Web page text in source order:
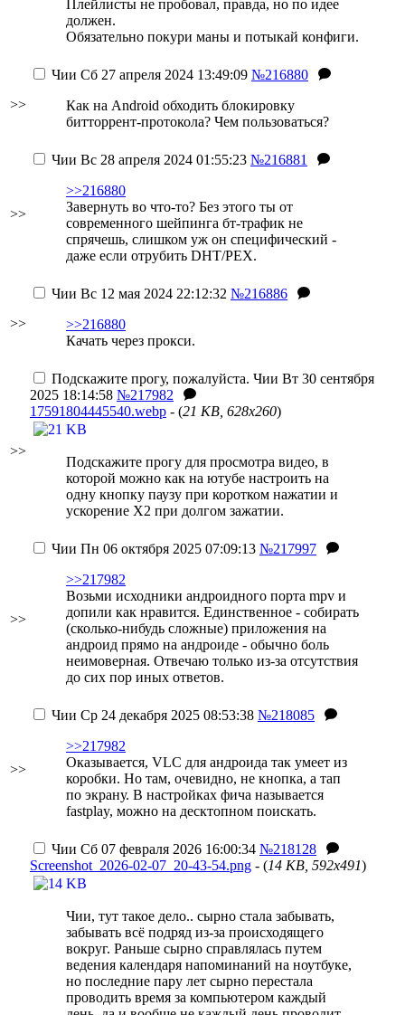
Плейлисты не пробовал, правда, но по идее
должен.
Обязательно покури маны и потыкай конфиги.
>>
Чии Сб 27 апреля 2024 13:49:09 №216880
Как на Android обходить блокировку
битторрент-протокола? Чем пользоваться?
>>
Чии Вс 28 апреля 2024 01:55:23 №216881
>>216880
Завернуть во что-то? Без этого ты от
современного шейпинга бт-трафик не
спрячешь, слишком уж он специфический -
даже если отрубить DHT/PEX.
>>
Чии Вс 12 мая 2024 22:12:32 №216886
>>216880
Качать через прокси.
>>
Подскажите прогу, пожалуйста. Чии Вт 30 сентября
2025 18:14:58 №217982
17591804445540.webp - (21 KB, 628x260)
Подскажите прогу для просмотра видео, в
которой можно как на ютубе настроить на
одну кнопку паузу при коротком нажатии и
ускорение Х2 при долгом зажатии.
>>
Чии Пн 06 октября 2025 07:09:13 №217997
>>217982
Возьми исходники андроидного порта mpv и
допили как нравится. Единственное - собирать
(сколько-нибудь сложные) приложения на
андроид прямо на андроиде - обычно боль
неимоверная. Отвечаю только из-за отсутствия
до сих пор иных ответов.
>>
Чии Ср 24 декабря 2025 08:53:38 №218085
>>217982
Оказывается, VLC для андроида так умеет из
коробки. Но там, очевидно, не кнопка, а тап
по экрану. В настройках фича называется
fastplay, можно на десктопном поискать.
Чии Сб 07 февраля 2026 16:00:34 №218128
Screenshot_2026-02-07_20-43-54.png - (14 KB, 592x491)
Чии, тут такое дело.. сырно стала забывать,
забывать всё подряд из-за происходящего
вокруг. Раньше сырно справлялась путем
ведения календаря напоминаний на ноутбуке,
но последние пару лет сырно перестала
проводить время за компьютером каждый